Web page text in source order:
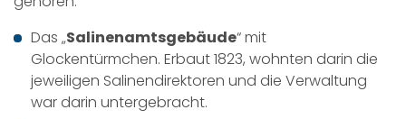
Das „Salinenamtsgebäude“ mit
Glockentürmchen. Erbaut 1823, wohnten darin die
jeweiligen Salinendirektoren und die Verwaltung
war darin untergebracht.